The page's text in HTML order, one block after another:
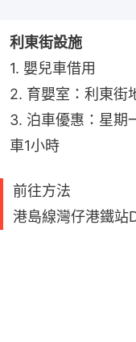
利東街設施
1. 嬰兒車借用
2. 育嬰室：利東街
3. 泊車優惠：星期
車1小時
前往方法
港島線灣仔港鐵站